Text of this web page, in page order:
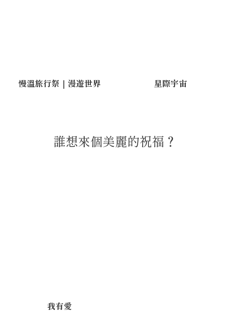
慢溫旅行祭｜漫遊世界 星際宇宙
誰想來個美麗的祝福？
我有愛